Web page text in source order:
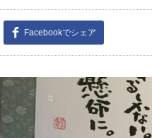
Facebookでシェア